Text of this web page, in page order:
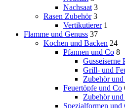
Nachsaat 3
Rasen Zubehör 3
Vertikutierer 1
Flamme und Genuss 37
Kochen und Backen 24
Pfannen und Co 8
Gusseiserne
Grill- und
Zubehör und
Feuertöpfe und Co
Zubehör und
Spezialformen und